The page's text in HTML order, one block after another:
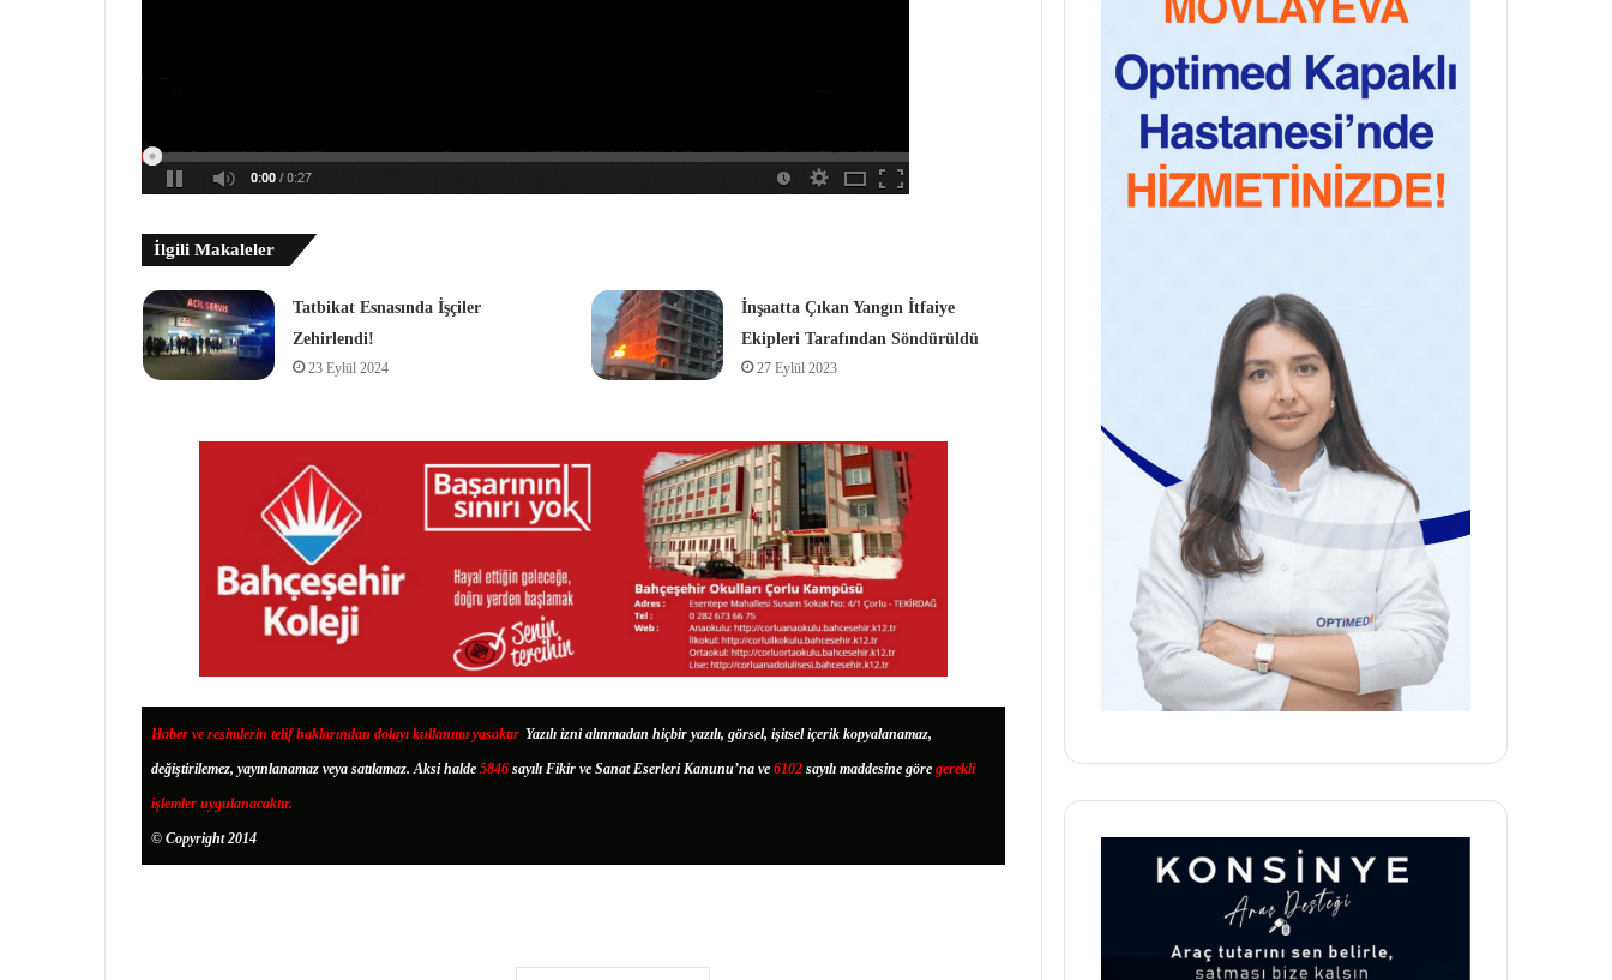
İlgili Makaleler
Tatbikat Esnasında İşçiler
Zehirlendi!
23 Eylül 2024
İnşaatta Çıkan Yangın İtfaiye
Ekipleri Tarafından Söndürüldü
27 Eylül 2023
Haber ve resimlerin telif haklarından dolayı kullanımı yasaktır. Yazılı izni alınmadan hiçbir yazılı, görsel, işitsel içerik kopyalanamaz,
değiştirilemez, yayınlanamaz veya satılamaz. Aksi halde 5846 sayılı Fikir ve Sanat Eserleri Kanunu’na ve 6102 sayılı maddesine göre gerekli
işlemler uygulanacaktır.
© Copyright 2014